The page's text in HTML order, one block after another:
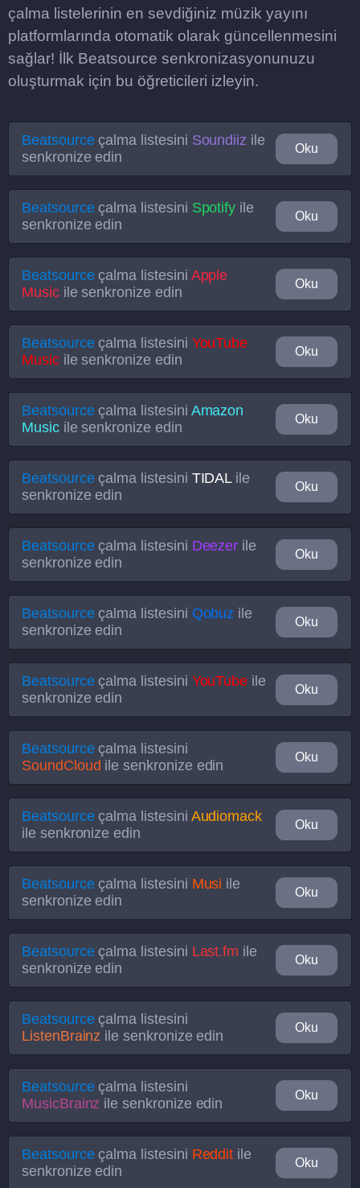
çalma listelerinin en sevdiğiniz müzik yayını
platformlarında otomatik olarak güncellenmesini
sağlar! İlk Beatsource senkronizasyonunuzu
oluşturmak için bu öğreticileri izleyin.
Beatsourceçalma listesini Soundiiz ile
senkronize edin
Oku
Beatsourceçalma listesini Spotify ile
senkronize edin
Oku
Beatsourceçalma listesini Apple
Musicile senkronize edin
Oku
Beatsourceçalma listesini YouTube
Musicile senkronize edin
Oku
Beatsourceçalma listesini Amazon
Musicile senkronize edin
Oku
Beatsourceçalma listesini TIDALile
senkronize edin
Oku
Beatsourceçalma listesini Deezer ile
senkronize edin
Oku
Beatsourceçalma listesini Qobuz ile
senkronize edin
Oku
Beatsourceçalma listesini YouTube ile
senkronize edin
Oku
Beatsourceçalma listesini
SoundCloud ile senkronize edin
Oku
Beatsourceçalma listesini Audiomack
ile senkronize edin
Oku
Beatsourceçalma listesini Musi ile
senkronize edin
Oku
Beatsourceçalma listesini Last.fm ile
senkronize edin
Oku
Beatsourceçalma listesini
ListenBrainz ile senkronize edin
Oku
Beatsourceçalma listesini
MusicBrainz ile senkronize edin
Oku
Beatsourceçalma listesini Reddit ile
senkronize edin
Oku